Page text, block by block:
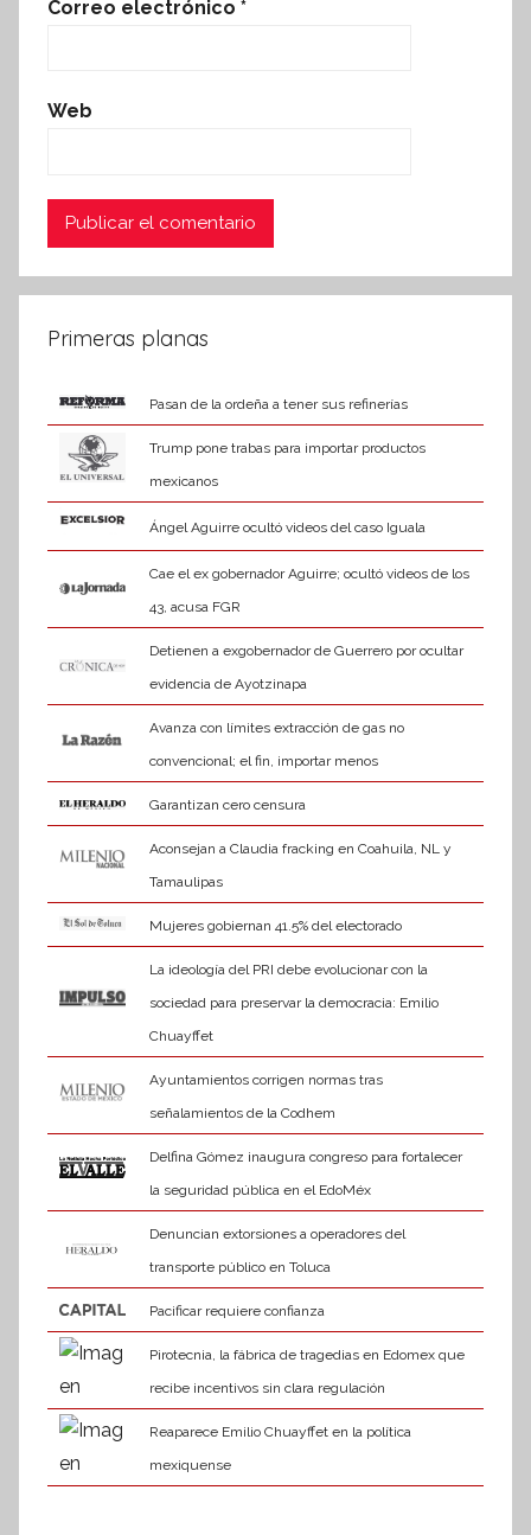
Correo electrónico *
Web
Primeras planas
Pasan de la ordeña a tener sus refinerías
Trump pone trabas para importar productos
mexicanos
Ángel Aguirre ocultó videos del caso Iguala
Cae el ex gobernador Aguirre; ocultó videos de los
43, acusa FGR
Detienen a exgobernador de Guerrero por ocultar
evidencia de Ayotzinapa
Avanza con límites extracción de gas no
convencional; el fin, importar menos
Garantizan cero censura
Aconsejan a Claudia fracking en Coahuila, NL y
Tamaulipas
Mujeres gobiernan 41.5% del electorado
La ideología del PRI debe evolucionar con la
sociedad para preservar la democracia: Emilio
Chuayffet
Ayuntamientos corrigen normas tras
señalamientos de la Codhem
Delfina Gómez inaugura congreso para fortalecer
la seguridad pública en el EdoMéx
Denuncian extorsiones a operadores del
transporte público en Toluca
Pacificar requiere confianza
Pirotecnia, la fábrica de tragedias en Edomex que
recibe incentivos sin clara regulación
Reaparece Emilio Chuayffet en la política
mexiquense